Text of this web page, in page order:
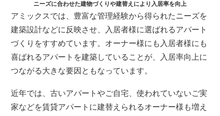
ニーズに合わせた建物づくりや建替えにより入居率を向上
アミックスでは、豊富な管理経験から得られたニーズを
建築設計などに反映させ、入居者様に選ばれるアパート
づくりをすすめています。オーナー様にも入居者様にも
喜ばれるアパートを建築していることが、入居率向上に
つながる大きな要因ともなっています。
近年では、古いアパートやご自宅、使われていないご実
家などを賃貸アパートに建替えられるオーナー様も増え